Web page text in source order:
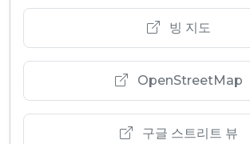
빙 지도
OpenStreetMap
구글 스트리트 뷰